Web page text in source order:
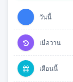
วันนี้
เมื่อวาน
เดือนนี้